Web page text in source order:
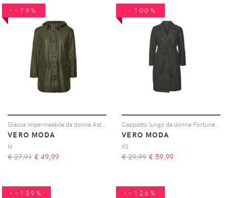
--79%
VERO MODA
M
€ 27,91 € 49,99
--100%
VERO MODA
XS
€ 29,99 € 59,99
--139% --126%